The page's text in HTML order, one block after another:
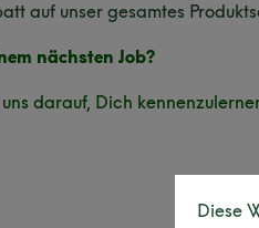
auf unser gesamtes
nächsten Job?
darauf, Dich
Diese